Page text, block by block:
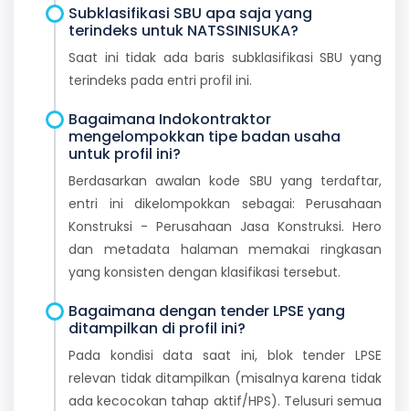
Subklasifikasi SBU apa saja yang
terindeks untuk NATSSINISUKA?
Saat ini tidak ada baris subklasifikasi SBU yang
terindeks pada entri profil ini.
Bagaimana Indokontraktor
mengelompokkan tipe badan usaha
untuk profil ini?
Berdasarkan awalan kode SBU yang terdaftar,
entri ini dikelompokkan sebagai: Perusahaan
Konstruksi - Perusahaan Jasa Konstruksi. Hero
dan metadata halaman memakai ringkasan
yang konsisten dengan klasifikasi tersebut.
Bagaimana dengan tender LPSE yang
ditampilkan di profil ini?
Pada kondisi data saat ini, blok tender LPSE
relevan tidak ditampilkan (misalnya karena tidak
ada kecocokan tahap aktif/HPS). Telusuri semua